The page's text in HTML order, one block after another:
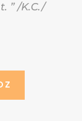
” /K.C./